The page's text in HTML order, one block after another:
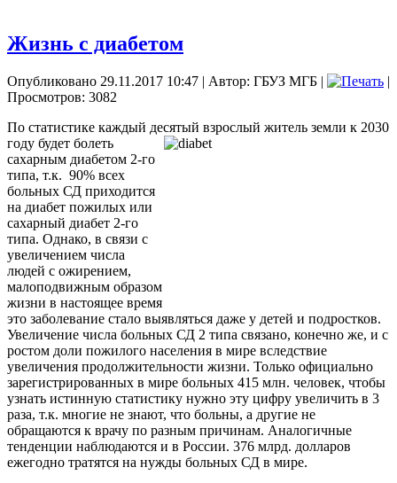
Жизнь с диабетом
Опубликовано 29.11.2017 10:47 | Автор: ГБУЗ МГБ |
|
Просмотров: 3082
По статистике каждый десятый взрослый житель земли к 2030
году будет болеть
сахарным диабетом 2-го
типа, т.к. 90% всех
больных СД приходится
на диабет пожилых или
сахарный диабет 2-го
типа. Однако, в связи с
увеличением числа
людей с ожирением,
малоподвижным образом
жизни в настоящее время
это заболевание стало выявляться даже у детей и подростков.
Увеличение числа больных СД 2 типа связано, конечно же, и с
ростом доли пожилого населения в мире вследствие
увеличения продолжительности жизни. Только официально
зарегистрированных в мире больных 415 млн. человек, чтобы
узнать истинную статистику нужно эту цифру увеличить в 3
раза, т.к. многие не знают, что больны, а другие не
обращаются к врачу по разным причинам. Аналогичные
тенденции наблюдаются и в России. 376 млрд. долларов
ежегодно тратятся на нужды больных СД в мире.